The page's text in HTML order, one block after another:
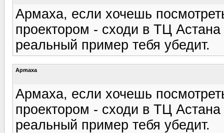
Армаха, если хочешь
проектором - сходи в ТЦ
реальный пример тебя убедит.
Apmaxa
Армаха, если хочешь
проектором - сходи в ТЦ
реальный пример тебя убедит.